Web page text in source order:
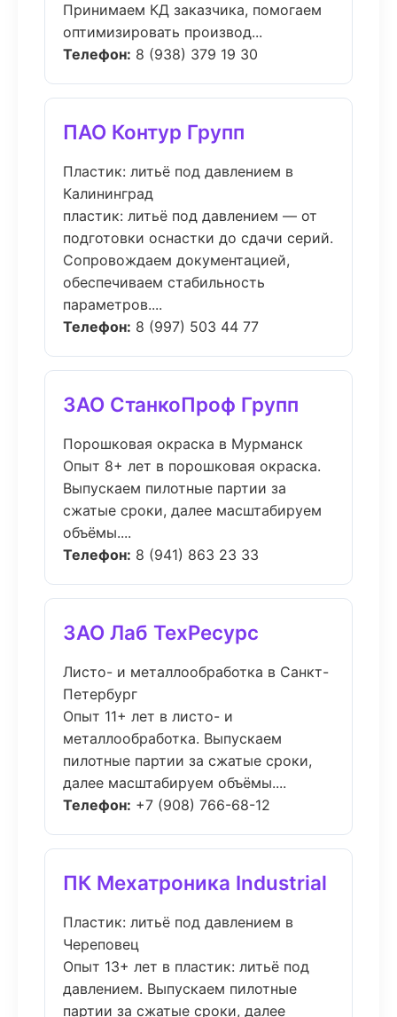
Принимаем КД заказчика, помогаем
оптимизировать производ...
Телефон: 8 (938) 379 19 30
ПАО Контур Групп
Пластик: литьё под давлением в
Калининград
пластик: литьё под давлением — от
подготовки оснастки до сдачи серий.
Сопровождаем документацией,
обеспечиваем стабильность
параметров....
Телефон: 8 (997) 503 44 77
ЗАО СтанкоПроф Групп
Порошковая окраска в Мурманск
Опыт 8+ лет в порошковая окраска.
Выпускаем пилотные партии за
сжатые сроки, далее масштабируем
объёмы....
Телефон: 8 (941) 863 23 33
ЗАО Лаб ТехРесурс
Листо- и металлообработка в Санкт-
Петербург
Опыт 11+ лет в листо- и
металлообработка. Выпускаем
пилотные партии за сжатые сроки,
далее масштабируем объёмы....
Телефон: +7 (908) 766-68-12
ПК Мехатроника Industrial
Пластик: литьё под давлением в
Череповец
Опыт 13+ лет в пластик: литьё под
давлением. Выпускаем пилотные
партии за сжатые сроки, далее